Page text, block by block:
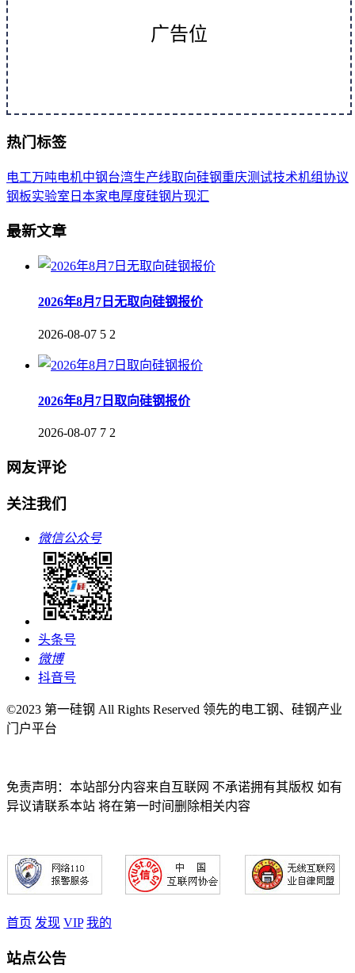
广告位
热门标签
电工万吨电机中钢台湾生产线取向硅钢重庆测试技术机组协议
钢板实验室 日本家电厚度硅钢片现汇
最新文章
2026年8月7日无取向硅钢报价
2026-08-07 5 2
2026年8月7日取向硅钢报价
2026-08-07 7 2
网友评论
关注我们
微信公众号
头条号
微博
抖音号
©2023 第一硅钢 All Rights Reserved 领先的电工钢、硅钢产业
门户平台
免责声明：本站部分内容来自互联网 不承诺拥有其版权 如有
异议请联系本站 将在第一时间删除相关内容
首页 发现 VIP 我的
站点公告